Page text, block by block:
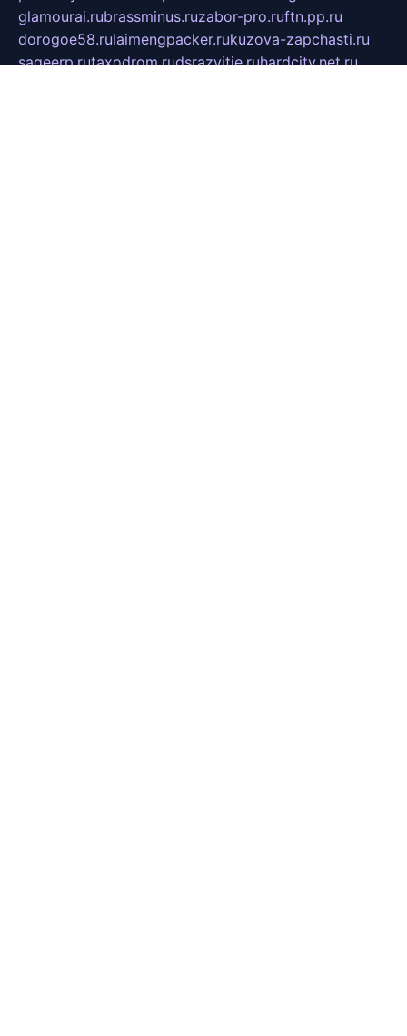
glamourai.rubrassminus.ruzabor-pro.ruftn.pp.ru
dorogoe58.rulaimengpacker.rukuzova-zapchasti.ru
sageerp.rutaxodrom.rudsrazvitie.ruhardcity.net.ru